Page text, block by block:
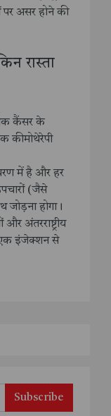
पर असर होने की
रास्ता
कैंसर के
कीमोथेरेपी
में है और हर
(जैसे
जोड़ना होगा।
अंतरराष्ट्रीय
एक इंजेक्शन से
Subscribe